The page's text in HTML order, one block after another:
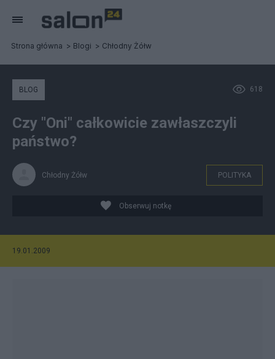
Strona główna Blogi Chłodny Żółw
618
BLOG
Czy "Oni" całkowicie zawłaszczyli
państwo?
Chłodny Żółw POLITYKA
Obserwuj notkę
19.01.2009